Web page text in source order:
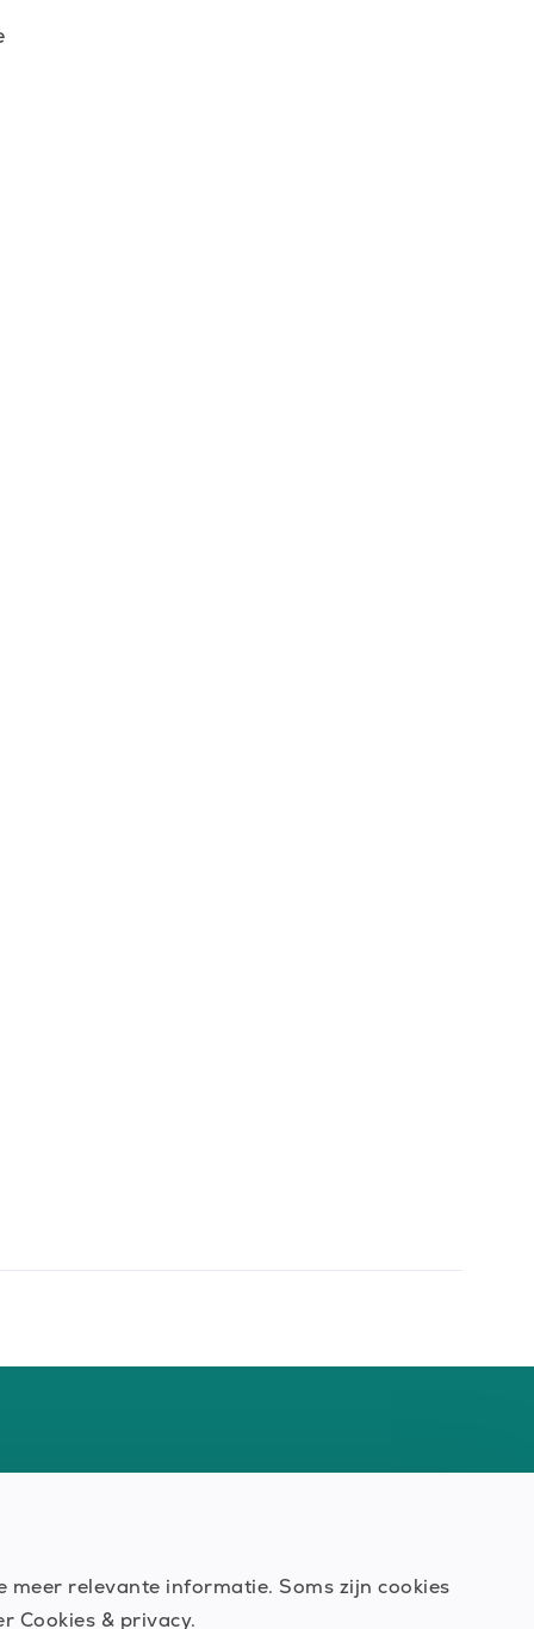
meer relevante informatie. Soms zijn cookies
Cookies & privacy.